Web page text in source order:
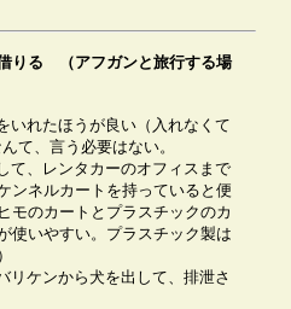
りる （アフガンと旅行する場
いれたほうが良い（入れなくて
て、言う必要はない。
て、レンタカーのオフィスまで
ンネルカートを持っていると便
モのカートとプラスチックのカ
使いやすい。プラスチック製は
ケンから犬を出して、排泄さ